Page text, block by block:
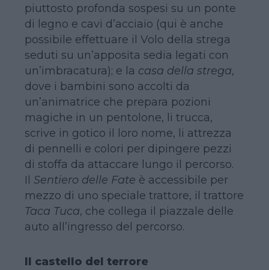
piuttosto profonda sospesi su un ponte
di legno e cavi d’acciaio (qui è anche
possibile effettuare il Volo della strega
seduti su un’apposita sedia legati con
un’imbracatura); e la casa della strega,
dove i bambini sono accolti da
un’animatrice che prepara pozioni
magiche in un pentolone, li trucca,
scrive in gotico il loro nome, li attrezza
di pennelli e colori per dipingere pezzi
di stoffa da attaccare lungo il percorso.
Il Sentiero delle Fate è accessibile per
mezzo di uno speciale trattore, il trattore
Taca Tuca, che collega il piazzale delle
auto all’ingresso del percorso.
Il castello del terrore